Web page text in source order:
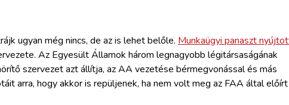
ugyan még nincs, de az is lehet belőle. Munkaügyi panaszt
Az Egyesült Államok három legnagyobb légitársaságának
szervezet azt állítja, az AA vezetése bérmegvonással és más
arra, hogy akkor is repüljenek, ha nem volt meg az FAA által előírt